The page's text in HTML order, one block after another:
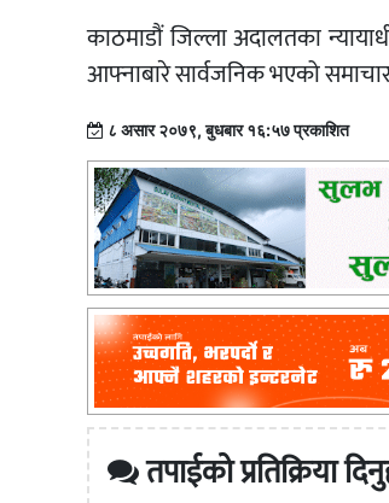
काठमाडौं जिल्ला अदालतका
आफ्नाबारे सार्वजनिक भएको
८ असार २०७९, बुधबार १६:५७ प्रकाशित
तपाईको प्रतिक्रिया